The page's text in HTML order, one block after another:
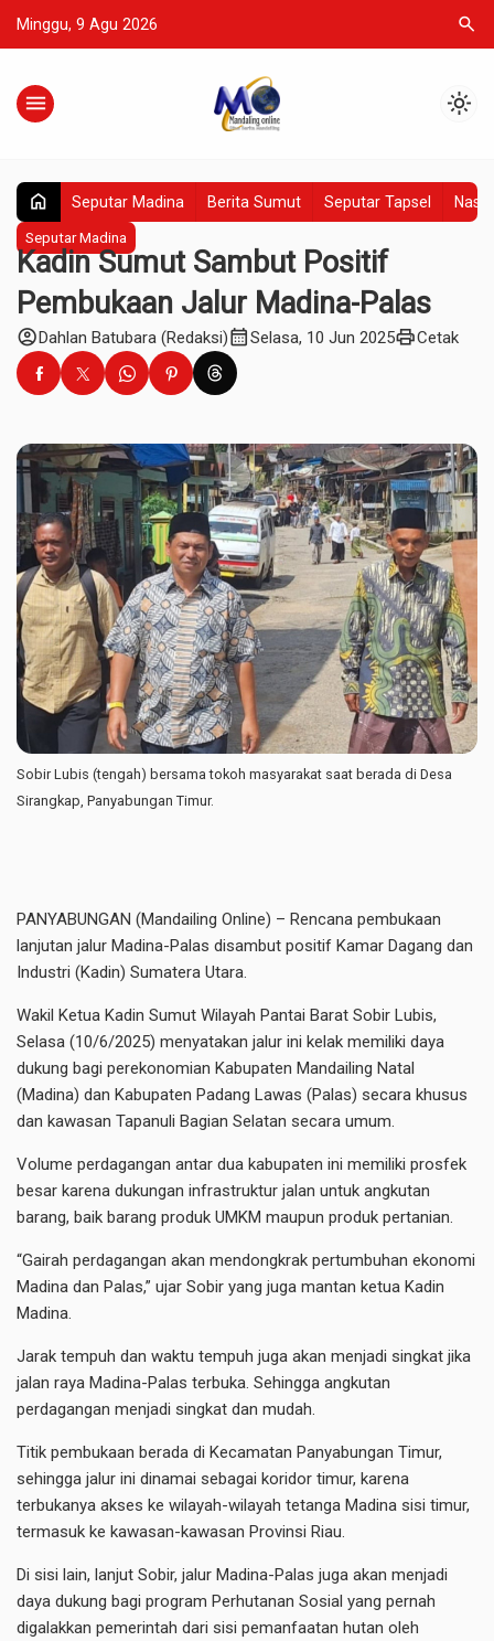
Minggu, 9 Agu 2026 search
menu light_mode
home Seputar Madina Berita Sumut Seputar Tapsel
Seputar Madina
Kadin Sumut Sambut Positif
Pembukaan Jalur Madina-Palas
account_circleDahlan Batubara (Redaksi)calendar_monthSelasa, 10 Jun 2025printCetak
Sobir Lubis (tengah) bersama tokoh masyarakat saat berada di Desa
Sirangkap, Panyabungan Timur.
PANYABUNGAN (Mandailing Online) – Rencana pembukaan
lanjutan jalur Madina-Palas disambut positif Kamar Dagang dan
Industri (Kadin) Sumatera Utara.
Wakil Ketua Kadin Sumut Wilayah Pantai Barat Sobir Lubis,
Selasa (10/6/2025) menyatakan jalur ini kelak memiliki daya
dukung bagi perekonomian Kabupaten Mandailing Natal
(Madina) dan Kabupaten Padang Lawas (Palas) secara khusus
dan kawasan Tapanuli Bagian Selatan secara umum.
Volume perdagangan antar dua kabupaten ini memiliki prosfek
besar karena dukungan infrastruktur jalan untuk angkutan
barang, baik barang produk UMKM maupun produk pertanian.
“Gairah perdagangan akan mendongkrak pertumbuhan ekonomi
Madina dan Palas,” ujar Sobir yang juga mantan ketua Kadin
Madina.
Jarak tempuh dan waktu tempuh juga akan menjadi singkat jika
jalan raya Madina-Palas terbuka. Sehingga angkutan
perdagangan menjadi singkat dan mudah.
Titik pembukaan berada di Kecamatan Panyabungan Timur,
sehingga jalur ini dinamai sebagai koridor timur, karena
terbukanya akses ke wilayah-wilayah tetanga Madina sisi timur,
termasuk ke kawasan-kawasan Provinsi Riau.
Di sisi lain, lanjut Sobir, jalur Madina-Palas juga akan menjadi
daya dukung bagi program Perhutanan Sosial yang pernah
digalakkan pemerintah dari sisi pemanfaatan hutan oleh